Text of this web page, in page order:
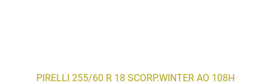
PIRELLI 255/60 R 18 SCORP.WINTER AO 108H